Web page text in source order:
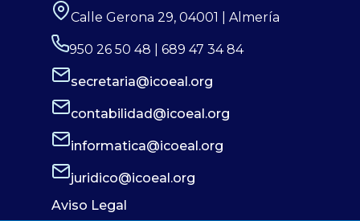
Calle Gerona 29, 04001 | Almería
950 26 50 48 | 689 47 34 84
secretaria@icoeal.org
contabilidad@icoeal.org
informatica@icoeal.org
juridico@icoeal.org
Aviso Legal